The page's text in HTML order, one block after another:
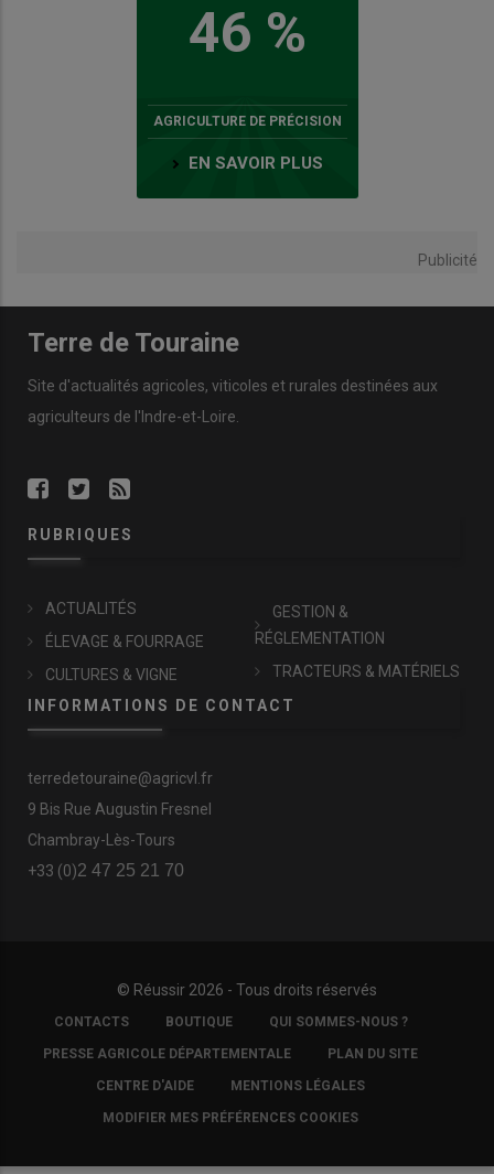
46 %
AGRICULTURE DE PRÉCISION
EN SAVOIR PLUS
Publicité
Terre de Touraine
Site d'actualités agricoles, viticoles et rurales destinées aux
agriculteurs de l'Indre-et-Loire.
RUBRIQUES
ACTUALITÉS
ÉLEVAGE & FOURRAGE
CULTURES & VIGNE
GESTION &
RÉGLEMENTATION
TRACTEURS & MATÉRIELS
INFORMATIONS DE CONTACT
terredetouraine@agricvl.fr
9 Bis Rue Augustin Fresnel
Chambray-Lès-Tours
+33 (0)2 47 25 21 70
© Réussir 2026 - Tous droits réservés
FOOTER
COPYRIGHT
CONTACTS BOUTIQUE QUI SOMMES-NOUS ?
PRESSE AGRICOLE DÉPARTEMENTALE PLAN DU SITE
CENTRE D'AIDE MENTIONS LÉGALES
MODIFIER MES PRÉFÉRENCES COOKIES